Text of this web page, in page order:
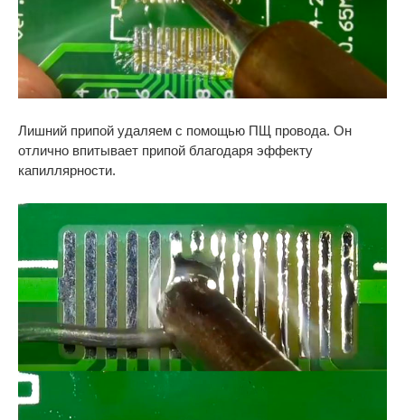
Лишний припой удаляем с помощью ПЩ провода. Он
отлично впитывает припой благодаря эффекту
капиллярности.